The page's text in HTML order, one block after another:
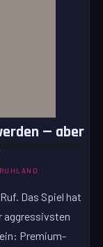
— aber
Das Spiel hat
aggressivsten
Premium-